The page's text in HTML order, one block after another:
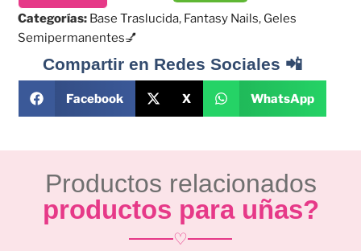
Categorías: Base Traslucida, Fantasy Nails, Geles
Semipermanentes💅
Compartir en Redes Sociales 📲
Facebook X WhatsApp
Productos relacionados
productos para uñas?
♡